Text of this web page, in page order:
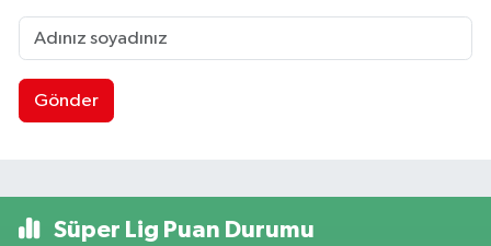
Gönder
Süper Lig Puan Durumu